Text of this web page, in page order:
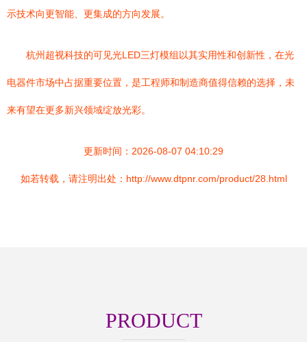
示技术向更智能、更集成的方向发展。
杭州超视科技的可见光LED三灯模组以其实用性和创新性，在光
电器件市场中占据重要位置，是工程师和制造商值得信赖的选择，未
来有望在更多新兴领域绽放光彩。
更新时间：2026-08-07 04:10:29
如若转载，请注明出处：http://www.dtpnr.com/product/28.html
PRODUCT